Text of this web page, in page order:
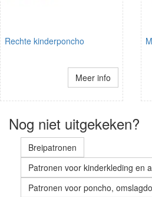
Rechte kinderponcho
Meer info
Nog niet uitgekeken?
Breipatronen
Patronen voor kinderkleding en
Patronen voor poncho,